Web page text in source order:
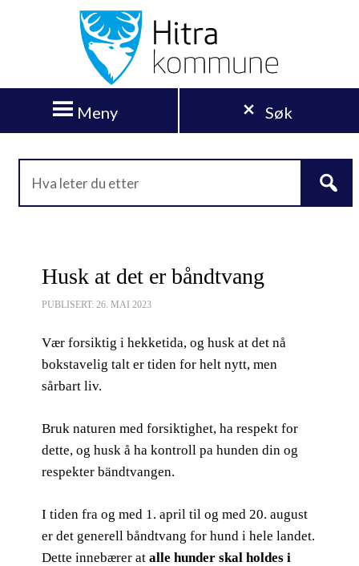
Meny Søk
Husk at det er båndtvang
PUBLISERT: 26. MAI 2023
Vær forsiktig i hekketida, og husk at det nå
bokstavelig talt er tiden for helt nytt, men
sårbart liv.
Bruk naturen med forsiktighet, ha respekt for
dette, og husk å ha kontroll pa hunden din og
respekter bändtvangen.
I tiden fra og med 1. april til og med 20. august
er det generell båndtvang for hund i hele landet.
Dette innebærer atalle hunder skal holdes i